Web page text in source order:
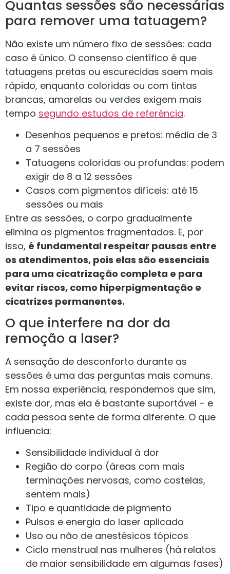
Quantas sessões são necessárias
para remover uma tatuagem?
Não existe um número fixo de sessões: cada
caso é único. O consenso científico é que
tatuagens pretas ou escurecidas saem mais
rápido, enquanto coloridas ou com tintas
brancas, amarelas ou verdes exigem mais
tempo segundo estudos de referência.
Desenhos pequenos e pretos: média de 3
a 7 sessões
Tatuagens coloridas ou profundas: podem
exigir de 8 a 12 sessões
Casos com pigmentos difíceis: até 15
sessões ou mais
Entre as sessões, o corpo gradualmente
elimina os pigmentos fragmentados. E, por
isso, é fundamental respeitar pausas entre
os atendimentos, pois elas são essenciais
para uma cicatrização completa e para
evitar riscos, como hiperpigmentação e
cicatrizes permanentes.
O que interfere na dor da
remoção a laser?
A sensação de desconforto durante as
sessões é uma das perguntas mais comuns.
Em nossa experiência, respondemos que sim,
existe dor, mas ela é bastante suportável – e
cada pessoa sente de forma diferente. O que
influencia:
Sensibilidade individual à dor
Região do corpo (áreas com mais
terminações nervosas, como costelas,
sentem mais)
Tipo e quantidade de pigmento
Pulsos e energia do laser aplicado
Uso ou não de anestésicos tópicos
Ciclo menstrual nas mulheres (há relatos
de maior sensibilidade em algumas fases)